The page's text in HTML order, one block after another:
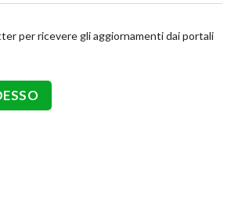
per ricevere gli aggiornamenti dai portali